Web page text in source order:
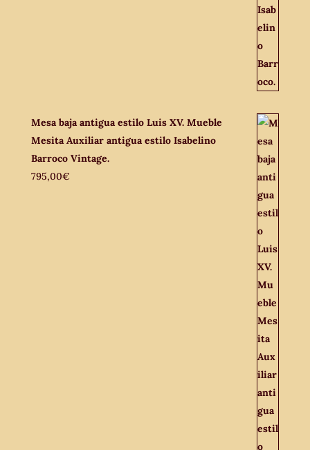
Mesa baja antigua estilo Luis XV. Mueble
Mesita Auxiliar antigua estilo Isabelino
Barroco Vintage.
795,00€